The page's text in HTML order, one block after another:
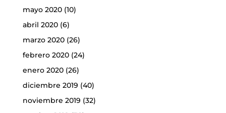
mayo 2020(10)
abril 2020(6)
marzo 2020(26)
febrero 2020(24)
enero 2020(26)
diciembre 2019 (40)
noviembre 2019 (32)